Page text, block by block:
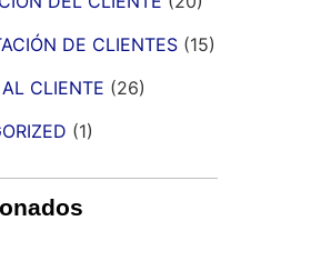
DE CLIENTES (15)
CLIENTE (26)
(1)